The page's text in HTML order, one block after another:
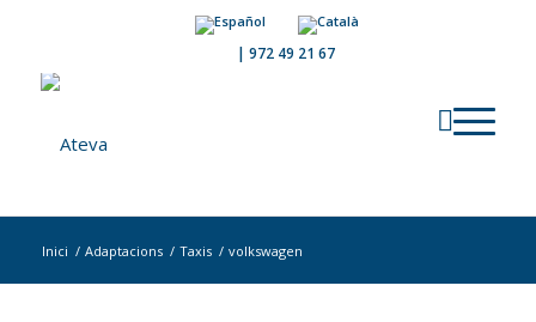
| 972 49 21 67
Inici / Adaptacions / Taxis / volkswagen